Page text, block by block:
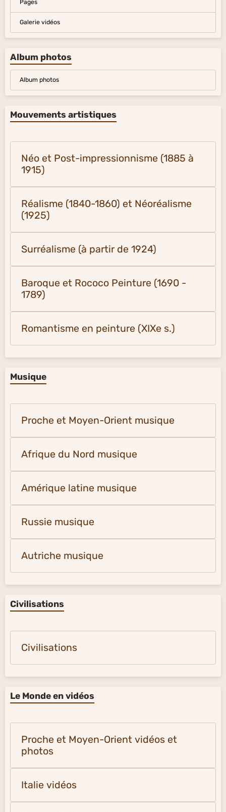
Pages
Galerie vidéos
Album photos
Album photos
Mouvements artistiques
Néo et Post-impressionnisme (1885 à
1915)
Réalisme (1840-1860) et Néoréalisme
(1925)
Surréalisme (à partir de 1924)
Baroque et Rococo Peinture (1690 -
1789)
Romantisme en peinture (XIXe s.)
Musique
Proche et Moyen-Orient musique
Afrique du Nord musique
Amérique latine musique
Russie musique
Autriche musique
Civilisations
Civilisations
Le Monde en vidéos
Proche et Moyen-Orient vidéos et
photos
Italie vidéos